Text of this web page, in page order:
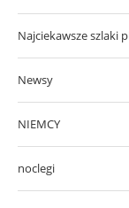
Najciekawsze szlaki
Newsy
NIEMCY
noclegi